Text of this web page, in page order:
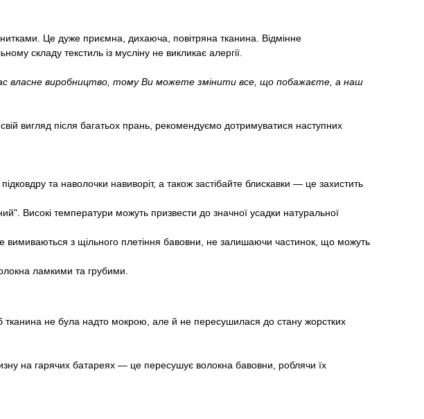
Це дуже приємна, дихаюча, повітряна тканина. Відмінне
складу текстиль із мусліну не викликає алергії.
власне виробництво, тому Ви можете змінити все, що побажаєте, а наш
вигляд після багатьох прань, рекомендуємо дотримуватися наступних
та наволочки навиворіт, а також застібайте блискавки — це захистить
температури можуть призвести до значної усадки натуральної
вимиваються з щільного плетіння бавовни, не залишаючи частинок, що можуть
ламкими та грубими.
не була надто мокрою, але й не пересушилася до стану жорстких
на гарячих батареях — це пересушує волокна бавовни, роблячи їх